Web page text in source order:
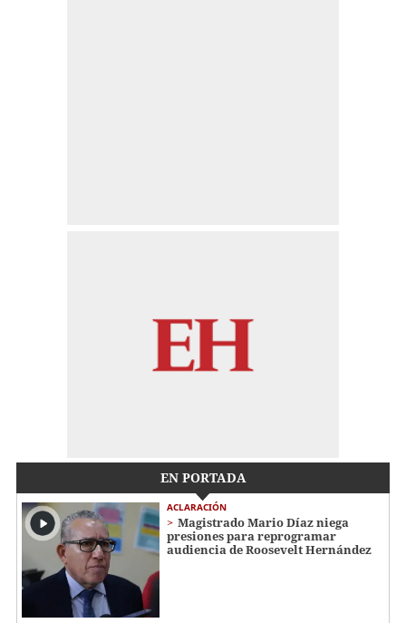
EN PORTADA
ACLARACIÓN
Magistrado Mario Díaz niega
presiones para reprogramar
audiencia de Roosevelt Hernández